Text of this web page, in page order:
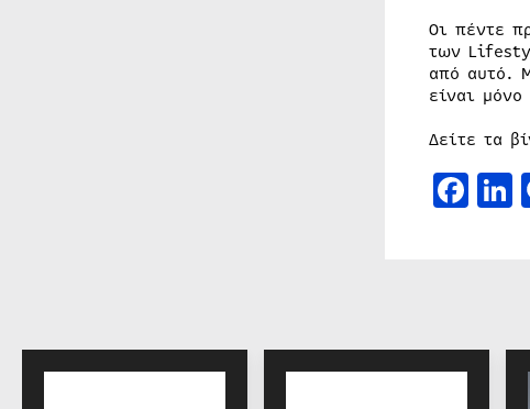
Οι πέντε
των
από αυτό.
είναι
Δείτε τα